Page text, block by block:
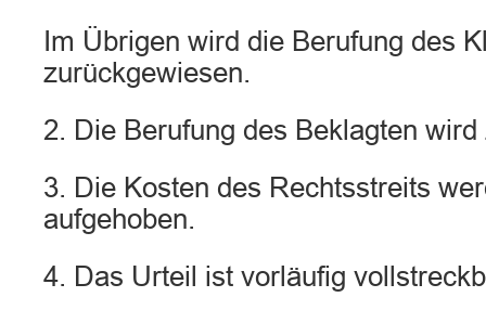
Im Übrigen wird die Berufung des
zurückgewiesen.
2. Die Berufung des Beklagten
3. Die Kosten des Rechtsstreits
aufgehoben.
4. Das Urteil ist vorläufig